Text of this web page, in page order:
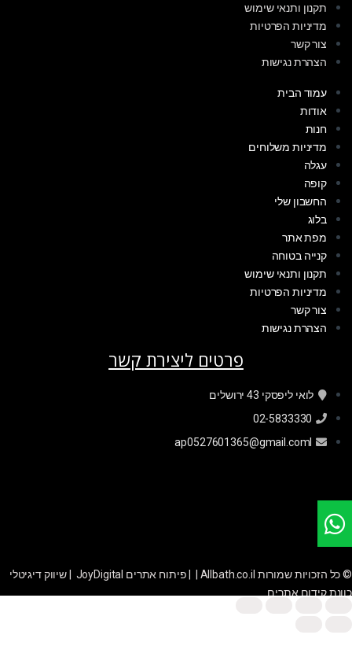
תקנון ותנאי שימוש
מדיניות הפרטיות
צור קשר
הצהרת נגישות
עמוד הבית
אודות
חנות
מדיניות משלוחים
עגלה
קופה
החשבון שלי
בלוג
מפת אתר
קנייה בטוחה
תקנון ותנאי שימוש
מדיניות הפרטיות
צור קשר
הצהרת נגישות
פרטים ליצירת קשר
לואי ליפסקי 43 ירושלים
02-5833330
ap0527601365@gmail.coml
© כל הזכויות שמורות Allbath.co.il | | פיתוח אתרים JoyDigital |שיווק דיגיטלי
כוונת קידום אתרים